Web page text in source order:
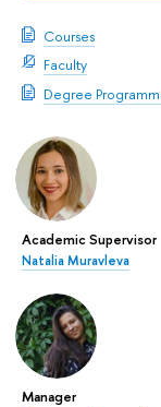
Courses
Faculty
Degree
Academic Supervisor
Natalia Muravleva
Manager